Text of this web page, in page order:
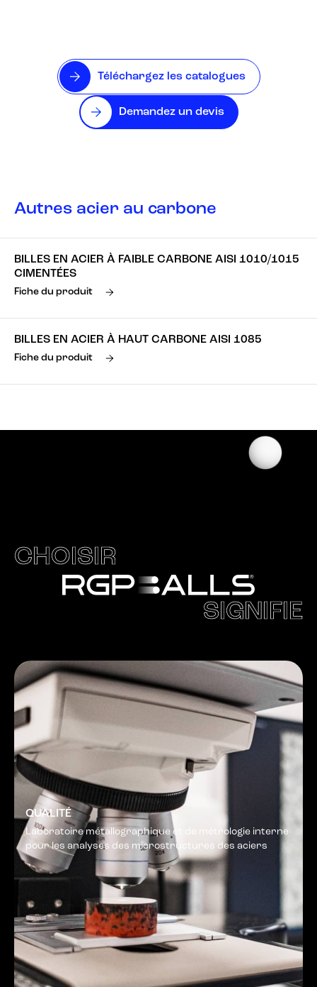
Téléchargez les catalogues
Demandez un devis
Autres acier au carbone
BILLES EN ACIER À FAIBLE CARBONE AISI 1010/1015
CIMENTÉES
Fiche du produit
BILLES EN ACIER À HAUT CARBONE AISI 1085
Fiche du produit
CHOISIR
SIGNIFIE
QUALITÉ
Laboratoire métallographique et de métrologie interne
pour les analyses des microstructures des aciers